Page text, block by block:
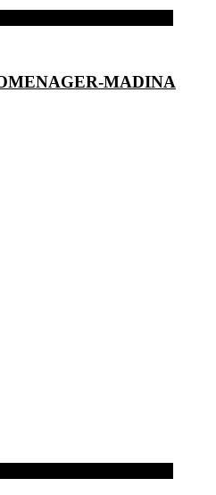
MADINA